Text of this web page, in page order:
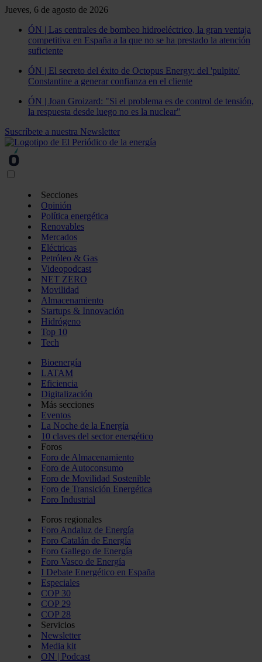
Jueves, 6 de agosto de 2026
ÓN | Las centrales de bombeo hidroeléctrico, la gran ventaja
competitiva en España a la que no se ha prestado la atención
suficiente
ÓN | El secreto del éxito de Octopus Energy: del 'pulpito'
Constantine a generar confianza en el cliente
ÓN | Joan Groizard: "Si el problema es de control de tensión,
la respuesta desde luego no es la nuclear"
Suscríbete a nuestra Newsletter
Secciones
Opinión
Política energética
Renovables
Mercados
Eléctricas
Petróleo & Gas
Videopodcast
NET ZERO
Movilidad
Almacenamiento
Startups & Innovación
Hidrógeno
Top 10
Tech
Bioenergía
LATAM
Eficiencia
Digitalización
Más secciones
Eventos
La Noche de la Energía
10 claves del sector energético
Foros
Foro de Almacenamiento
Foro de Autoconsumo
Foro de Movilidad Sostenible
Foro de Transición Energética
Foro Industrial
Foros regionales
Foro Andaluz de Energía
Foro Catalán de Energía
Foro Gallego de Energía
Foro Vasco de Energía
I Debate Energético en España
Especiales
COP 30
COP 29
COP 28
Servicios
Newsletter
Media kit
ON | Podcast